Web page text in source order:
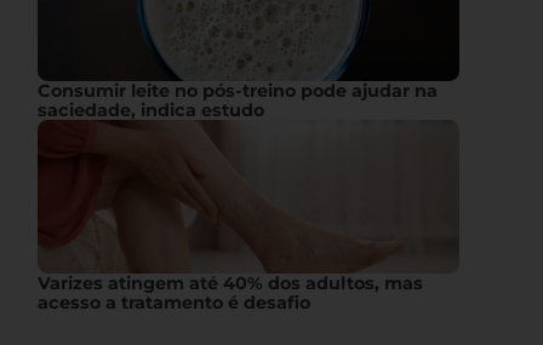
Consumir leite no pós-treino pode ajudar na
saciedade, indica estudo
Varizes atingem até 40% dos adultos, mas
acesso a tratamento é desafio